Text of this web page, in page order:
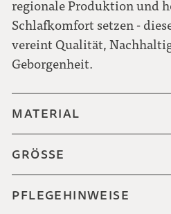
regionale Produktion und
Schlafkomfort setzen -
vereint Qualität,
Geborgenheit.
MATERIAL
GRÖSSE
PFLEGEHINWEISE